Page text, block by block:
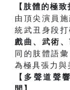
【肢體的極
由頂尖演員
統武丑身段
戲曲、武術
同的肢體語
為極具張力與
【多聲道聲